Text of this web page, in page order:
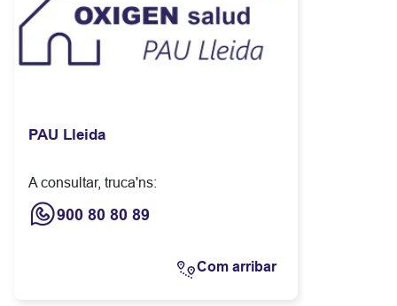
PAU Lleida
A consultar, truca'ns:
900 80 80 89
Com arribar